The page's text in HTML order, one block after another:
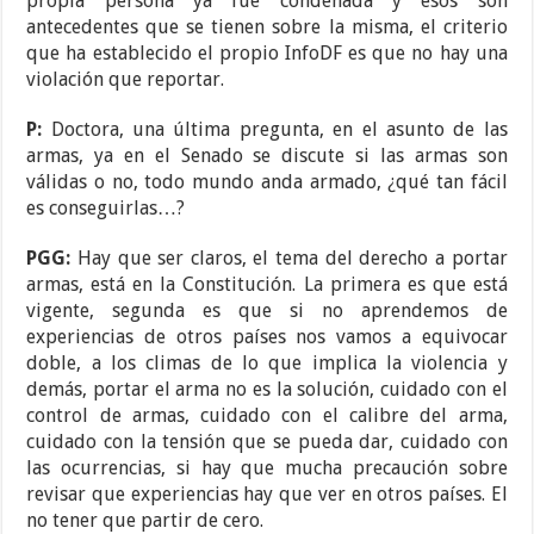
antecedentes que se tienen sobre la misma, el criterio
que ha establecido el propio InfoDF es que no hay una
violación que reportar.
P: Doctora, una última pregunta, en el asunto de las
armas, ya en el Senado se discute si las armas son
válidas o no, todo mundo anda armado, ¿qué tan fácil
es conseguirlas…?
PGG: Hay que ser claros, el tema del derecho a portar
armas, está en la Constitución. La primera es que está
vigente, segunda es que si no aprendemos de
experiencias de otros países nos vamos a equivocar
doble, a los climas de lo que implica la violencia y
demás, portar el arma no es la solución, cuidado con el
control de armas, cuidado con el calibre del arma,
cuidado con la tensión que se pueda dar, cuidado con
las ocurrencias, si hay que mucha precaución sobre
revisar que experiencias hay que ver en otros países. El
no tener que partir de cero.